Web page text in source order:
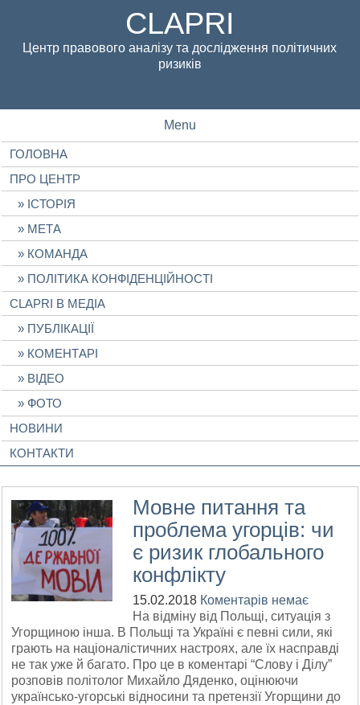
CLAPRI
Центр правового аналізу та дослідження політичних
ризиків
Menu
ГОЛОВНА
ПРО ЦЕНТР
ІСТОРІЯ
МЕТА
КОМАНДА
ПОЛІТИКА КОНФІДЕНЦІЙНОСТІ
CLAPRI В МЕДІА
ПУБЛІКАЦІЇ
КОМЕНТАРІ
ВІДЕО
ФОТО
НОВИНИ
КОНТАКТИ
Мовне питання та
проблема угорців: чи
є ризик глобального
конфлікту
15.02.2018 Коментарів немає
На відміну від Польщі, ситуація з
Угорщиною інша. В Польщі та Україні є певні сили, які
грають на націоналістичних настроях, але їх насправді
не так уже й багато. Про це в коментарі “Слову і Ділу”
розповів політолог Михайло Дяденко, оцінюючи
українсько-угорські відносини та претензії Угорщини до